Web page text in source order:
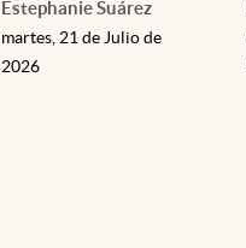
Estephanie Suárez
martes, 21 de Julio de
2026